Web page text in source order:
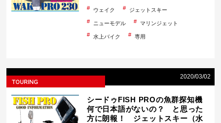
ウェイク ジェットスキー
ニューモデル マリンジェット
水上バイク 専用
2020/03/02
TOURING
シードゥFISH PROの魚群探知機
何で日本語がないの？ と思った
方に朗報！ ジェットスキー（水